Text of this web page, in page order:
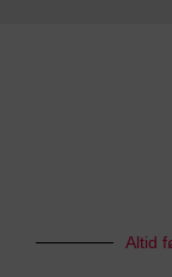
Altid